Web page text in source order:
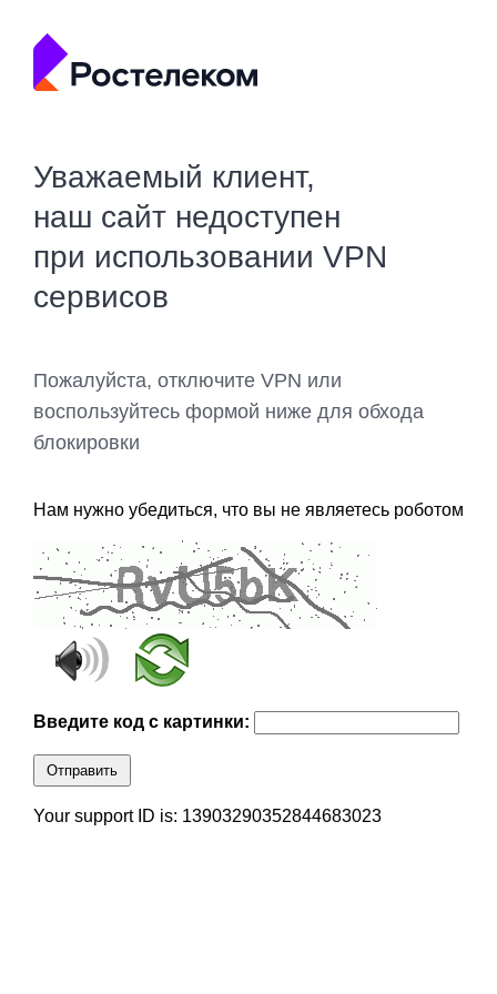
Уважаемый клиент,
наш сайт недоступен
при использовании VPN
сервисов
Пожалуйста, отключите VPN или
воспользуйтесь формой ниже для обхода
блокировки
Нам нужно убедиться, что вы не являетесь роботом
Введите код с картинки:
Отправить
Your support ID is: 13903290352844683023